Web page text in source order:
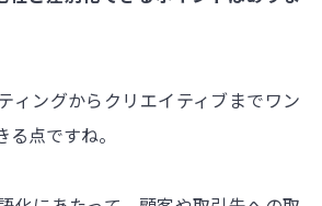
ィングからクリエイティブまでワン
点ですね。